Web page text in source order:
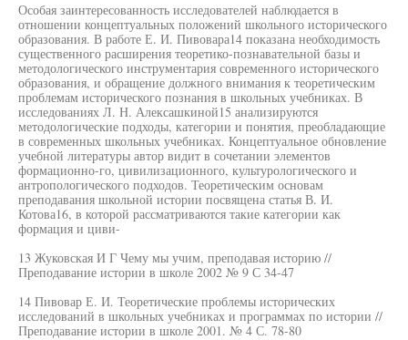
Особая заинтересованность исследователей наблюдается в
отношении концептуальных положений школьного исторического
образования. В работе Е. И. Пивовара14 показана необходимость
существенного расширения теоретико-познавательной базы и
методологического инструментария современного исторического
образования, и обращение должного внимания к теоретическим
проблемам исторического познания в школьных учебниках. В
исследованиях Л. Н. Алексашкиной15 анализируются
методологические подходы, категории и понятия, преобладающие
в современных школьных учебниках. Концептуальное обновление
учебной литературы автор видит в сочетании элементов
формационно-го, цивилизационного, культурологического и
антропологического подходов. Теоретическим основам
преподавания школьной истории посвящена статья В. И.
Котова16, в которой рассматриваются такие категории как
формация и циви-
13 Жуковская И Г Чему мы учим, преподавая историю //
Преподавание истории в школе 2002 № 9 С 34-47
14 Пивовар Е. И. Теоретические проблемы исторических
исследований в школьных учебниках и программах по истории //
Преподавание истории в школе 2001. № 4 С. 78-80